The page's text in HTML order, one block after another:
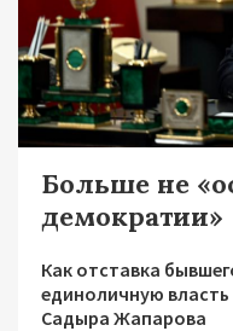
Больше не
демократии»
Как отставка
единоличную
Садыра Жапарова